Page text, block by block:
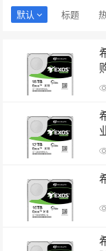
默认 标题